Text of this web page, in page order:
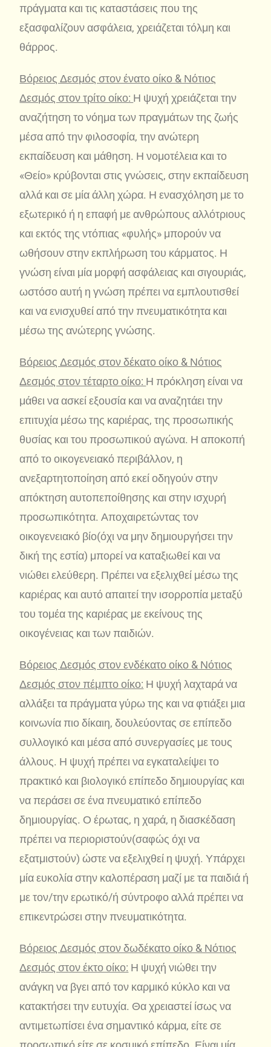
πράγματα και τις καταστάσεις που της
εξασφαλίζουν ασφάλεια, χρειάζεται τόλμη και
θάρρος.
Βόρειος Δεσμός στον ένατο οίκο & Νότιος
Δεσμός στον τρίτο οίκο: Η ψυχή χρειάζεται την
αναζήτηση το νόημα των πραγμάτων της ζωής
μέσα από την φιλοσοφία, την ανώτερη
εκπαίδευση και μάθηση. Η νομοτέλεια και το
«Θείο» κρύβονται στις γνώσεις, στην εκπαίδευση
αλλά και σε μία άλλη χώρα. Η ενασχόληση με το
εξωτερικό ή η επαφή με ανθρώπους αλλότριους
και εκτός της ντόπιας «φυλής» μπορούν να
ωθήσουν στην εκπλήρωση του κάρματος. Η
γνώση είναι μία μορφή ασφάλειας και σιγουριάς,
ωστόσο αυτή η γνώση πρέπει να εμπλουτισθεί
και να ενισχυθεί από την πνευματικότητα και
μέσω της ανώτερης γνώσης.
Βόρειος Δεσμός στον δέκατο οίκο & Νότιος
Δεσμός στον τέταρτο οίκο: Η πρόκληση είναι να
μάθει να ασκεί εξουσία και να αναζητάει την
επιτυχία μέσω της καριέρας, της προσωπικής
θυσίας και του προσωπικού αγώνα. Η αποκοπή
από το οικογενειακό περιβάλλον, η
ανεξαρτητοποίηση από εκεί οδηγούν στην
απόκτηση αυτοπεποίθησης και στην ισχυρή
προσωπικότητα. Αποχαιρετώντας τον
οικογενειακό βίο(όχι να μην δημιουργήσει την
δική της εστία) μπορεί να καταξιωθεί και να
νιώθει ελεύθερη. Πρέπει να εξελιχθεί μέσω της
καριέρας και αυτό απαιτεί την ισορροπία μεταξύ
του τομέα της καριέρας με εκείνους της
οικογένειας και των παιδιών.
Βόρειος Δεσμός στον ενδέκατο οίκο & Νότιος
Δεσμός στον πέμπτο οίκο: Η ψυχή λαχταρά να
αλλάξει τα πράγματα γύρω της και να φτιάξει μια
κοινωνία πιο δίκαιη, δουλεύοντας σε επίπεδο
συλλογικό και μέσα από συνεργασίες με τους
άλλους. Η ψυχή πρέπει να εγκαταλείψει το
πρακτικό και βιολογικό επίπεδο δημιουργίας και
να περάσει σε ένα πνευματικό επίπεδο
δημιουργίας. Ο έρωτας, η χαρά, η διασκέδαση
πρέπει να περιοριστούν(σαφώς όχι να
εξατμιστούν) ώστε να εξελιχθεί η ψυχή. Υπάρχει
μία ευκολία στην καλοπέραση μαζί με τα παιδιά ή
με τον/την ερωτικό/ή σύντροφο αλλά πρέπει να
επικεντρώσει στην πνευματικότητα.
Βόρειος Δεσμός στον δωδέκατο οίκο & Νότιος
Δεσμός στον έκτο οίκο: Η ψυχή νιώθει την
ανάγκη να βγει από τον καρμικό κύκλο και να
κατακτήσει την ευτυχία. Θα χρειαστεί ίσως να
αντιμετωπίσει ένα σημαντικό κάρμα, είτε σε